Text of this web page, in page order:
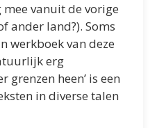
vanuit de vorige
ander land?). Soms
werkboek van deze
erg
grenzen heen’ is een
in diverse talen